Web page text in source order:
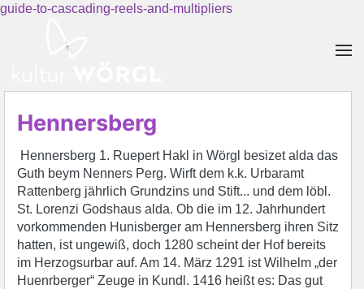
guide-to-cascading-reels-and-multipliers
Hennersberg
Hennersberg 1. Ruepert Hakl in Wörgl besizet alda das
Guth beym Nenners Perg. Wirft dem k.k. Urbaramt
Rattenberg jährlich Grundzins und Stift... und dem löbl.
St. Lorenzi Godshaus alda. Ob die im 12. Jahrhundert
vorkommenden Hunisberger am Hennersberg ihren Sitz
hatten, ist ungewiß, doch 1280 scheint der Hof bereits
im Herzogsurbar auf. Am 14. März 1291 ist Wilhelm „der
Huenrberger“ Zeuge in Kundl. 1416 heißt es: Das gut